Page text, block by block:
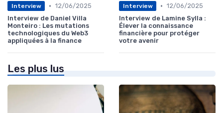
Interview • 12/06/2025
Interview de Daniel Villa
Monteiro : Les mutations
technologiques du Web3
appliquées à la finance
Interview • 12/06/2025
Interview de Lamine Sylla :
Élever la connaissance
financière pour protéger
votre avenir
Les plus lus